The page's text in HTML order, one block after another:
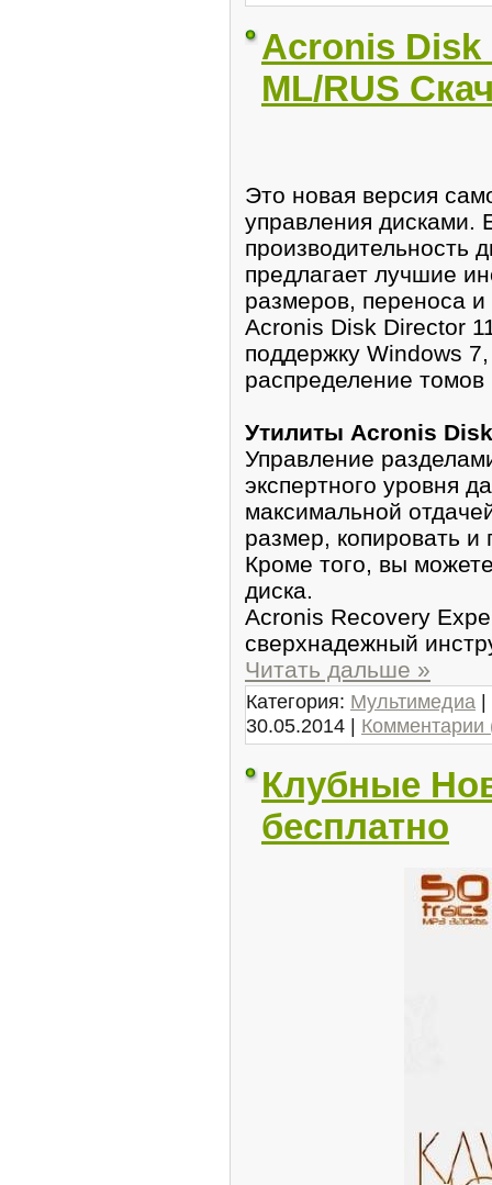
Acronis Disk
ML/RUS
Это новая версия
управления дисками.
производительность
предлагает лучшие
размеров, переноса
Acronis Disk Director
поддержку Windows
распределение томов
Утилиты Acronis
Управление
экспертного уровня
максимальной
размер, копировать
Кроме того, вы
диска.
Acronis Recovery
сверхнадежный
Читать дальше »
Категория: Мультимедиа |
30.05.2014 | Комментарии
Клубные
бесплатно